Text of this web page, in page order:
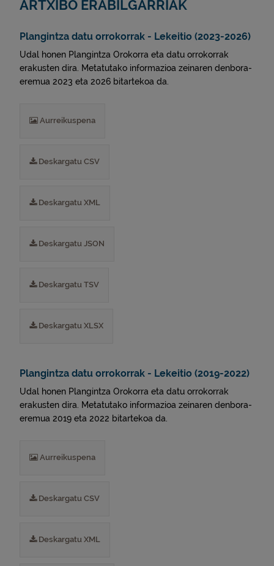
ARTXIBO ERABILGARRIAK
Plangintza datu orrokorrak - Lekeitio (2023-2026)
Udal honen Plangintza Orokorra eta datu orrokorrak
erakusten dira. Metatutako informazioa zeinaren denbora-
eremua 2023 eta 2026 bitartekoa da.
Aurreikuspena
Deskargatu CSV
Deskargatu XML
Deskargatu JSON
Deskargatu TSV
Deskargatu XLSX
Plangintza datu orrokorrak - Lekeitio (2019-2022)
Udal honen Plangintza Orokorra eta datu orrokorrak
erakusten dira. Metatutako informazioa zeinaren denbora-
eremua 2019 eta 2022 bitartekoa da.
Aurreikuspena
Deskargatu CSV
Deskargatu XML